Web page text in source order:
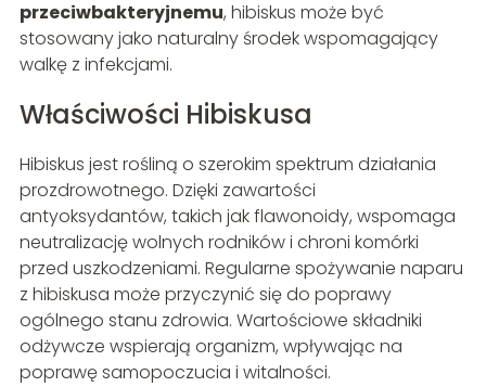
przeciwbakteryjnemu, hibiskus może być
stosowany jako naturalny środek wspomagający
walkę z infekcjami.
Właściwości Hibiskusa
Hibiskus jest rośliną o szerokim spektrum działania
prozdrowotnego. Dzięki zawartości
antyoksydantów, takich jak flawonoidy, wspomaga
neutralizację wolnych rodników i chroni komórki
przed uszkodzeniami. Regularne spożywanie naparu
z hibiskusa może przyczynić się do poprawy
ogólnego stanu zdrowia. Wartościowe składniki
odżywcze wspierają organizm, wpływając na
poprawę samopoczucia i witalności.